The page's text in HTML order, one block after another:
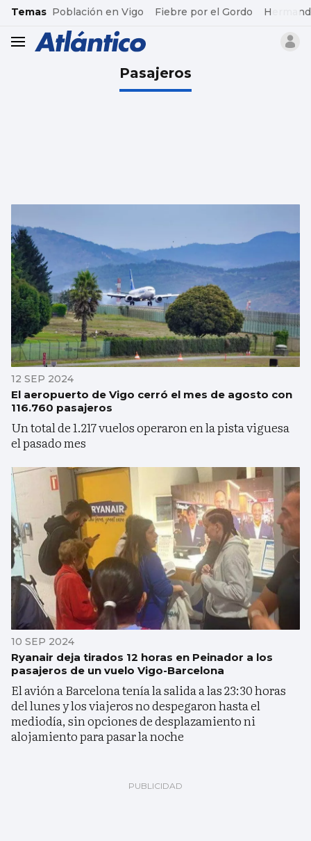
common.go-to-content
Temas Población en Vigo Fiebre por el Gordo
header.menu.open
Pasajeros
12 SEP 2024
El aeropuerto de Vigo cerró el mes de agosto con
116.760 pasajeros
Un total de 1.217 vuelos operaron en la pista viguesa
el pasado mes
10 SEP 2024
Ryanair deja tirados 12 horas en Peinador a los
pasajeros de un vuelo Vigo-Barcelona
El avión a Barcelona tenía la salida a las 23:30 horas
del lunes y los viajeros no despegaron hasta el
mediodía, sin opciones de desplazamiento ni
alojamiento para pasar la noche